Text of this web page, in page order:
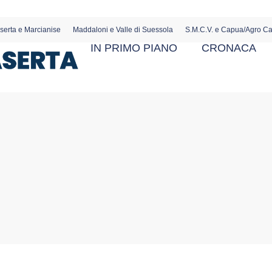
e Marcianise Maddaloni e Valle di Suessola S.M.C.V. e Capua/Agro
IN PRIMO PIANO CRONACA